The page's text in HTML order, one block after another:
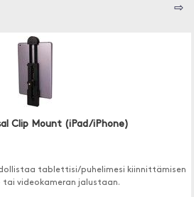
⇨
Clip Mount (iPad/iPhone)
tablettisi/puhelimesi kiinnittämisen
tai videokameran jalustaan.